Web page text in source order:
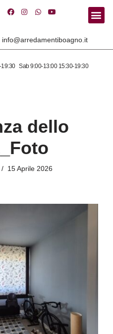
info@arredamentiboagno.it
19:30 Sab 9:00-13:00 15:30-19:30
dello
15 Aprile 2026